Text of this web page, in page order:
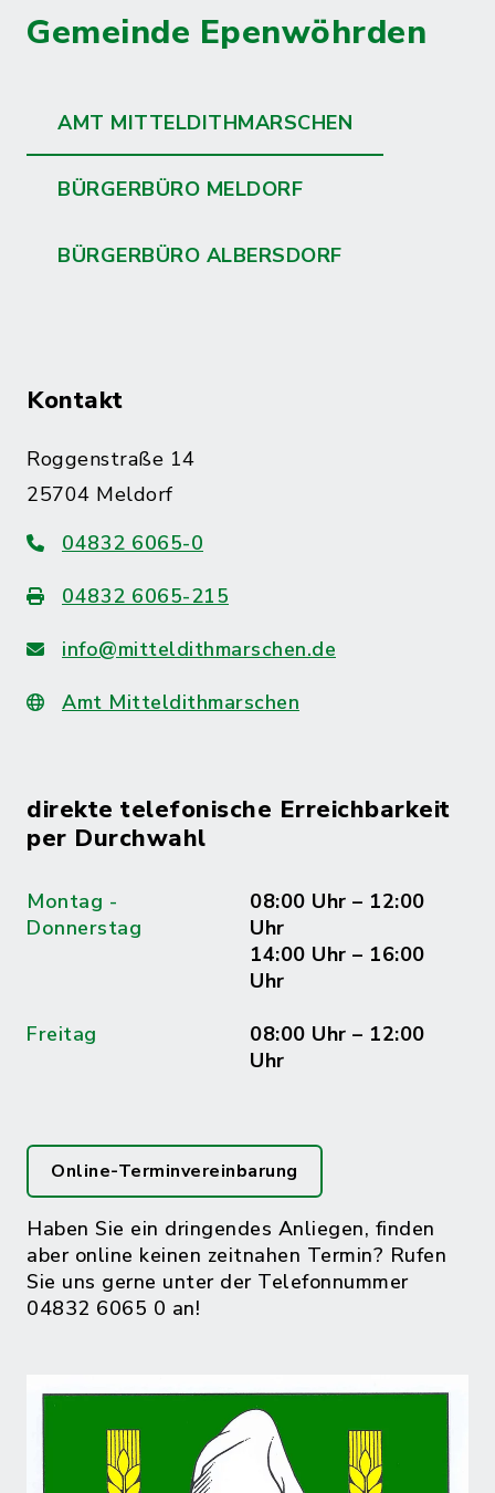
Gemeinde Epenwöhrden
AMT MITTELDITHMARSCHEN
BÜRGERBÜRO MELDORF
BÜRGERBÜRO ALBERSDORF
Kontakt
Roggenstraße 14
25704 Meldorf
04832 6065-0
04832 6065-215
info@mitteldithmarschen.de
Amt Mitteldithmarschen
direkte telefonische Erreichbarkeit
per Durchwahl
Montag -
Donnerstag
08:00 Uhr – 12:00
Uhr
14:00 Uhr – 16:00
Uhr
Freitag
08:00 Uhr – 12:00
Uhr
Online-Terminvereinbarung
Haben Sie ein dringendes Anliegen, finden
aber online keinen zeitnahen Termin? Rufen
Sie uns gerne unter der Telefonnummer
04832 6065 0 an!